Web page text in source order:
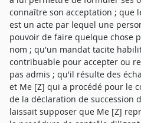
connaître son acceptation ; que
est un acte par lequel une
pouvoir de faire quelque chose
nom ; qu'un mandat tacite
contribuable pour accepter ou
pas admis ; qu'il résulte des
et Me [Z] qui a procédé pour le
de la déclaration de succession
laissait supposer que Me [Z]